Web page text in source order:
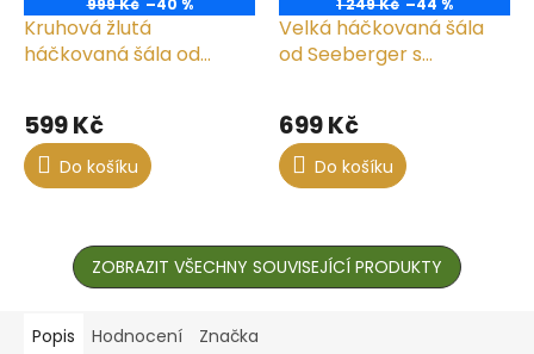
999 Kč –40 %
Kruhová žlutá
háčkovaná šála od
599 Kč
Do košíku
1 249 Kč –44 %
Velká háčkovaná šála
od Seeberger s
699 Kč
Do košíku
ZOBRAZIT VŠECHNY SOUVISEJÍCÍ PRODUKTY
Popis Hodnocení Značka